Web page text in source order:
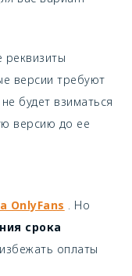
реквизиты
версии требуют
будет взиматься
версию до ее
OnlyFans . Но
срока
оплаты